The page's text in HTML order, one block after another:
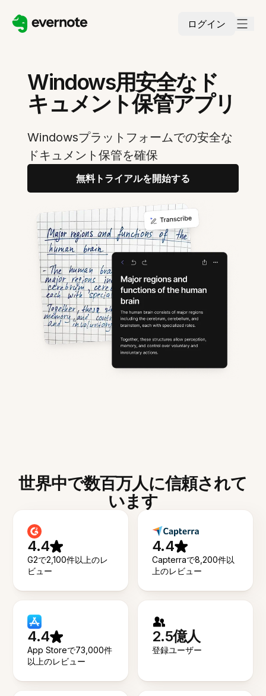
ログイン
Windows用安全なド
キュメント保管アプリ
Windowsプラットフォームでの安全な
ドキュメント保管を確保
無料トライアルを開始する
世界中で数百万人に信頼されて
います
4.4
G2で2,100件以上のレ
ビュー
4.4
Capterraで8,200件以
上のレビュー
4.4
App Storeで73,000件
以上のレビュー
2.5億人
登録ユーザー